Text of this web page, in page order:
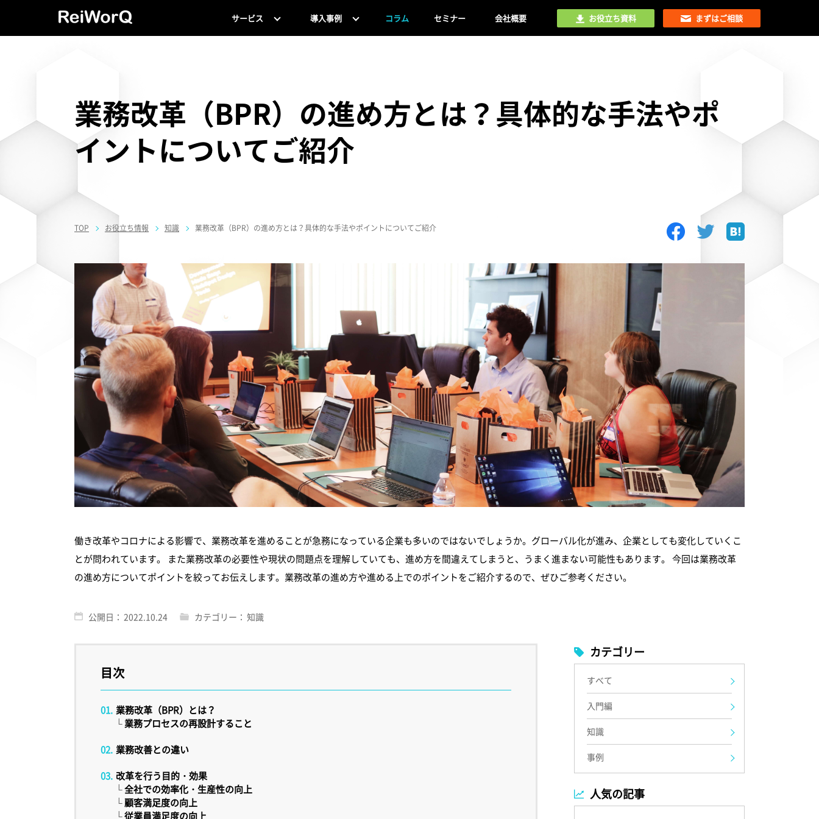
サービス 導入事例 コラム セミナー 会社概要 お役立ち資料 まずはご相談
業務改革（BPR）の進め方とは？具体的な手法やポ
イントについてご紹介
TOP お役立ち情報 知識 業務改革（BPR）の進め方とは？具体的な手法やポイントについてご紹介
働き改革やコロナによる影響で、業務改革を進めることが急務になっている企業も多いのではないでしょうか。グローバル化が進み、企業としても変化していくこ
とが問われています。 また業務改革の必要性や現状の問題点を理解していても、進め方を間違えてしまうと、うまく進まない可能性もあります。 今回は業務改革
の進め方についてポイントを絞ってお伝えします。業務改革の進め方や進める上でのポイントをご紹介するので、ぜひご参考ください。
公開日： 2022.10.24 カテゴリー： 知識
目次
業務改革（BPR）とは？
└業務プロセスの再設計すること
業務改善との違い
改革を行う目的・効果
└全社での効率化・生産性の向上
└顧客満足度の向上
└従業員満足度の向上
カテゴリー
すべて
入門編
知識
事例
人気の記事